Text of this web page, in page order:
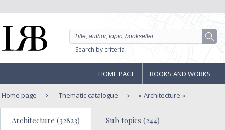
Search by criteria
HOME PAGE BOOKS AND WORKS
Home page Thematic catalogue Architecture
Architecture (32823) Sub topics (244)